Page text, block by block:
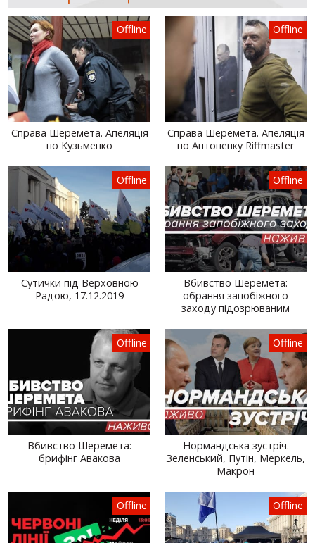
Offline
Справа Шеремета. Апеляція
по Кузьменко
Offline
Справа Шеремета. Апеляція
по Антоненку Riffmaster
Offline
Сутички під Верховною
Радою, 17.12.2019
Offline
Вбивство Шеремета:
обрання запобіжного
заходу підозрюваним
Offline
Вбивство Шеремета:
брифінг Авакова
Offline
Нормандська зустріч.
Зеленський, Путін, Меркель,
Макрон
Offline Offline